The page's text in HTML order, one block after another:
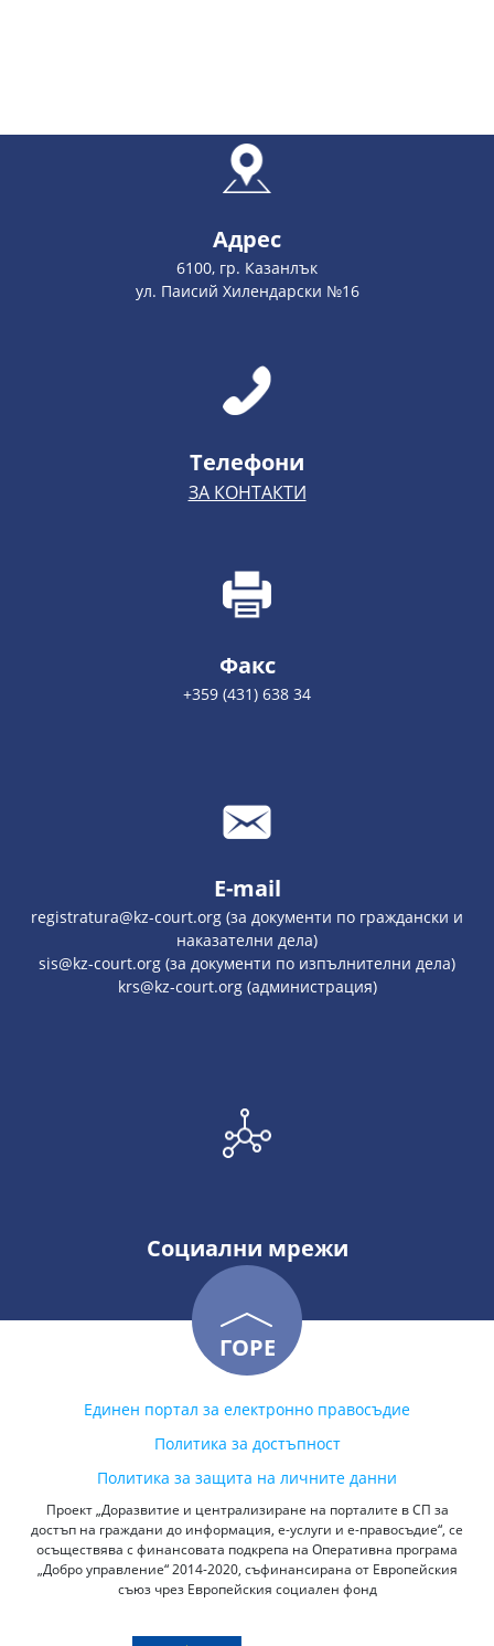
Адрес
6100, гр. Казанлък
ул. Паисий Хилендарски №16
Телефони
ЗА КОНТАКТИ
Факс
+359 (431) 638 34
E-mail
registratura@kz-court.org (за документи по граждански и
наказателни дела)
sis@kz-court.org (за документи по изпълнителни дела)
krs@kz-court.org (администрация)
Социални мрежи
ГОРЕ
Единен портал за електронно правосъдие
Политика за достъпност
Политика за защита на личните данни
Проект „Доразвитие и централизиране на порталите в СП за
достъп на граждани до информация, е-услуги и е-правосъдие“, се
осъществява с финансовата подкрепа на Оперативна програма
„Добро управление“ 2014-2020, съфинансирана от Европейския
съюз чрез Европейския социален фонд